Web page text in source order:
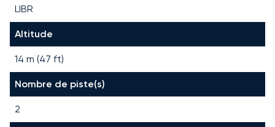
LIBR
Altitude
14 m (47 ft)
Nombre de piste(s)
2